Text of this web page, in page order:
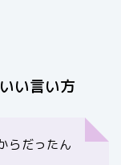
い言い方
らだったん